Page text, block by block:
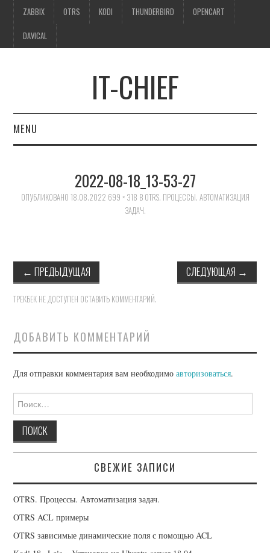
ZABBIX OTRS KODI THUNDERBIRD OPENCART
DAVICAL
IT-CHIEF
MENU
OPENCART
2022-08-18_13-53-27
ОПУБЛИКОВАНО 18.08.2022 699 × 318 В OTRS. ПРОЦЕССЫ. АВТОМАТИЗАЦИЯ
ЗАДАЧ.
← ПРЕДЫДУЩАЯ СЛЕДУЮЩАЯ →
ТРЕКБЕК НЕ ДОСТУПЕН ОСТАВИТЬ КОММЕНТАРИЙ.
ДОБАВИТЬ КОММЕНТАРИЙ
Для отправки комментария вам необходимоавторизоваться.
СВЕЖИЕ ЗАПИСИ
OTRS. Процессы. Автоматизация задач.
OTRS ACL примеры
OTRS зависимые динамические поля с помощью ACL